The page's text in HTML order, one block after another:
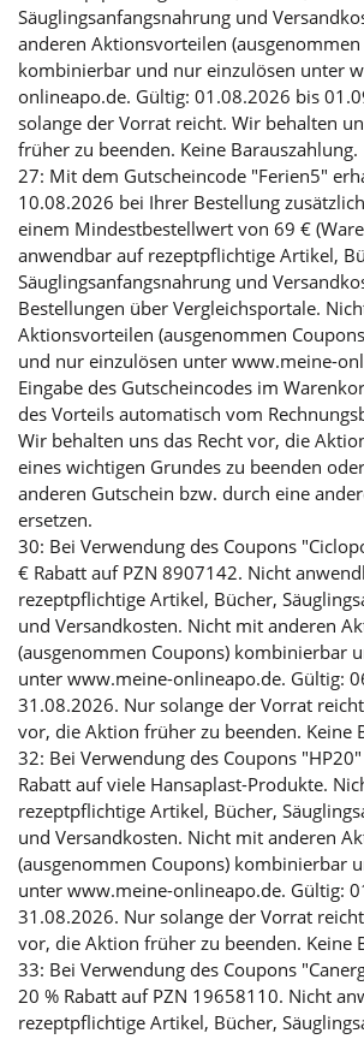
Säuglingsanfangsnahrung und
anderen Aktionsvorteilen (ausgenommen
kombinierbar und nur einzulösen unter
onlineapo.de. Gültig: 01.08.2026 bis
solange der Vorrat reicht. Wir behalten
früher zu beenden. Keine Barauszahlung.
27: Mit dem Gutscheincode "Ferien5"
10.08.2026 bei Ihrer Bestellung
einem Mindestbestellwert von 69 €
anwendbar auf rezeptpflichtige Artikel,
Säuglingsanfangsnahrung und
Bestellungen über Vergleichsportale.
Aktionsvorteilen (ausgenommen
und nur einzulösen unter www.meine-
Eingabe des Gutscheincodes im
des Vorteils automatisch vom
Wir behalten uns das Recht vor, die
eines wichtigen Grundes zu beenden
anderen Gutschein bzw. durch eine
ersetzen.
30: Bei Verwendung des Coupons
€ Rabatt auf PZN 8907142. Nicht
rezeptpflichtige Artikel, Bücher,
und Versandkosten. Nicht mit anderen
(ausgenommen Coupons) kombinierbar
unter www.meine-onlineapo.de. Gültig:
31.08.2026. Nur solange der Vorrat
vor, die Aktion früher zu beenden. Keine
32: Bei Verwendung des Coupons
Rabatt auf viele Hansaplast-Produkte.
rezeptpflichtige Artikel, Bücher,
und Versandkosten. Nicht mit anderen
(ausgenommen Coupons) kombinierbar
unter www.meine-onlineapo.de. Gültig:
31.08.2026. Nur solange der Vorrat
vor, die Aktion früher zu beenden. Keine
33: Bei Verwendung des Coupons
20 % Rabatt auf PZN 19658110. Nicht
rezeptpflichtige Artikel, Bücher,